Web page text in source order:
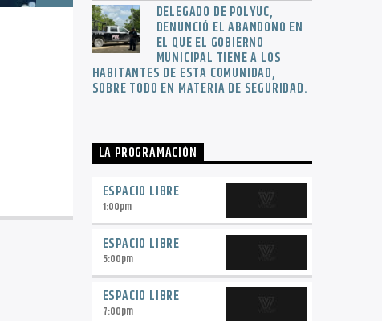
DELEGADO DE POLYUC,
DENUNCIÓ EL ABANDONO EN
EL QUE EL GOBIERNO
MUNICIPAL TIENE A LOS
HABITANTES DE ESTA COMUNIDAD,
SOBRE TODO EN MATERIA DE SEGURIDAD.
LA PROGRAMACIÓN
ESPACIO LIBRE
1:00pm
ESPACIO LIBRE
5:00pm
ESPACIO LIBRE
7:00pm